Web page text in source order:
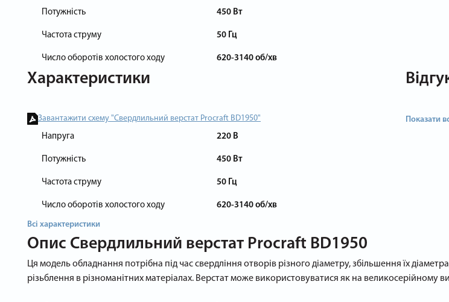
Потужність 450 Вт
Частота струму 50 Гц
Число оборотів холостого ходу 620-3140 об/хв
Характеристики
Завантажити схему "Свердлильний верстат Procraft BD1950"
Напруга
220 В
Потужність 450 Вт
Частота струму 50 Гц
Число оборотів холостого ходу 620-3140 об/хв
Всі характеристики
Показати
Опис Свердлильний верстат Procraft BD1950
Ця модель обладнання потрібна під час свердління отворів різного діаметру, збільшення їх
різьблення в різноманітних матеріалах. Верстат може використовуватися як на великосерійному